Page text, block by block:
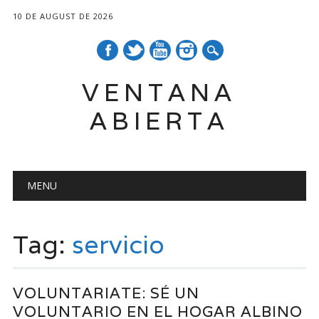
10 DE AUGUST DE 2026
VENTANA
ABIERTA
Main menu
MENU
Tag: servicio
VOLUNTARIATE: SÉ UN
VOLUNTARIO EN EL HOGAR ALBINO